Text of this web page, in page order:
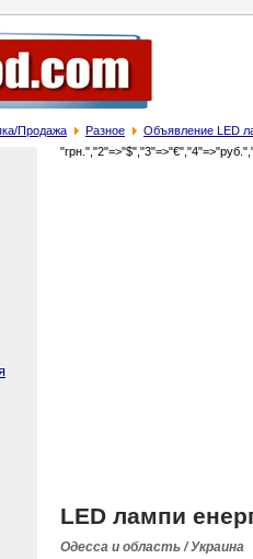
Продажа Разное Объявление LED
LED лампи
Одесса и область / Украина